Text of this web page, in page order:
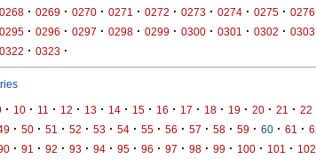
0268 · 0269 · 0270 · 0271 · 0272 · 0273 · 0274 · 0275 · 0276
0295 · 0296 · 0297 · 0298 · 0299 · 0300 · 0301 · 0302 · 0303
0322 · 0323 ·
· 10 · 11 · 12 · 13 · 14 · 15 · 16 · 17 · 18 · 19 · 20 · 21 · 22
· 50 · 51 · 52 · 53 · 54 · 55 · 56 · 57 · 58 · 59 · 60 · 61 ·
· 91 · 92 · 93 · 94 · 95 · 96 · 97 · 98 · 99 · 100 · 101 · 102